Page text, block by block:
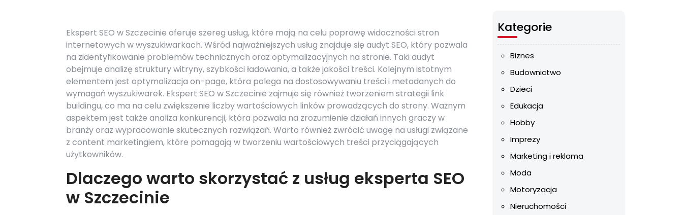
Ekspert SEO w Szczecinie oferuje szereg usług, które mają na celu poprawę widoczności stron
internetowych w wyszukiwarkach. Wśród najważniejszych usług znajduje się audyt SEO, który pozwala
na zidentyfikowanie problemów technicznych oraz optymalizacyjnych na stronie. Taki audyt
obejmuje analizę struktury witryny, szybkości ładowania, a także jakości treści. Kolejnym istotnym
elementem jest optymalizacja on-page, która polega na dostosowywaniu treści i metadanych do
wymagań wyszukiwarek. Ekspert SEO w Szczecinie zajmuje się również tworzeniem strategii link
buildingu, co ma na celu zwiększenie liczby wartościowych linków prowadzących do strony. Ważnym
aspektem jest także analiza konkurencji, która pozwala na zrozumienie działań innych graczy w
branży oraz wypracowanie skutecznych rozwiązań. Warto również zwrócić uwagę na usługi związane
z content marketingiem, które pomagają w tworzeniu wartościowych treści przyciągających
użytkowników.
Dlaczego warto skorzystać z usług eksperta SEO
w Szczecinie
Kategorie
Biznes
Budownictwo
Dzieci
Edukacja
Hobby
Imprezy
Marketing i reklama
Moda
Motoryzacja
Nieruchomości